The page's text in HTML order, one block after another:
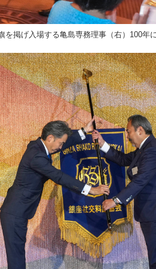
を掲げ入場する亀島専務理事（右）100年